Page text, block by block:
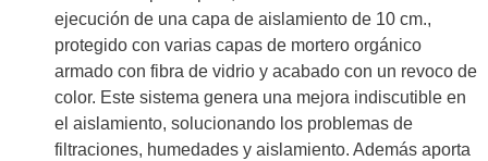
ejecución de una capa de aislamiento de 10 cm.,
protegido con varias capas de mortero orgánico
armado con fibra de vidrio y acabado con un revoco de
color. Este sistema genera una mejora indiscutible en
el aislamiento, solucionando los problemas de
filtraciones, humedades y aislamiento. Además aporta